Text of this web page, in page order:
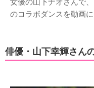
女優の山下ナオさんで
のコラボダンスを動画に
俳優・山下幸輝さん